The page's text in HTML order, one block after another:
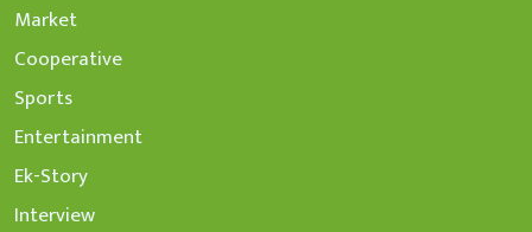
Market
Cooperative
Sports
Entertainment
Ek-Story
Interview